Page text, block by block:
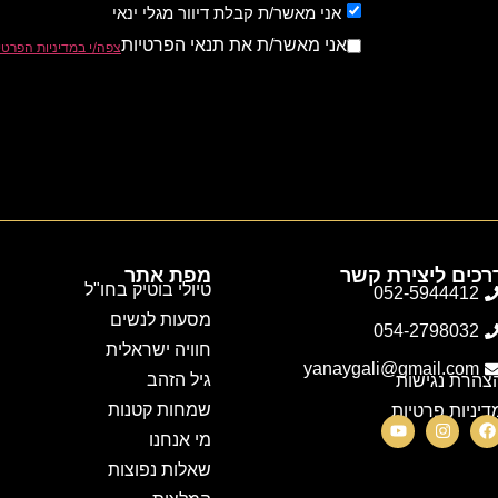
אני מאשר/ת קבלת דיוור מגלי ינאי
אני מאשר/ת את תנאי הפרטיותצפה/י במדיניות
ליצירת קשר
052-5944412
054-2798032
yanaygali@gmail.com
נגישות
פרטיות
מפת אתר
טיולי בוטיק בחו"ל
מסעות לנשים
חוויה ישראלית
גיל הזהב
שמחות קטנות
מי אנחנו
שאלות נפוצות